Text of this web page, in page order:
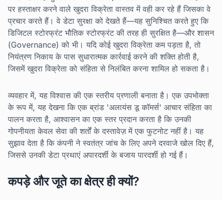
पर हस्ताक्षर करने वाले खुदरा विक्रेता वास्तव में वही कर रहे हैं जिसका वे
प्रचार करते हैं। वे डेटा सुरक्षा को देखते हैं—यह सुनिश्चित करते हुए कि
डिजिटल स्टोरफ्रंट भौतिक स्टोरफ्रंट की तरह ही सुरक्षित है—और शासन
(Governance) को भी। यदि कोई खुदरा विक्रेता कम पड़ता है, तो
नियंत्रण निकाय के पास सुधारात्मक कार्रवाई करने की शक्ति होती है,
जिसमें खुदरा विक्रेता को संहिता से निलंबित करना शामिल हो सकता है।
व्यवहार में, यह विश्वास की एक स्तरीय प्रणाली बनाता है। एक उपभोक्ता
के रूप में, यह देखना कि एक ब्रांड 'अलायंस डू कॉमर्स' आचार संहिता का
पालन करता है, आश्वासन का एक स्तर प्रदान करता है कि उनकी
गोपनीयता केवल सेवा की शर्तों के दस्तावेज़ में एक फुटनोट नहीं है। यह
सुझाव देता है कि कंपनी ने स्वतंत्र जांच के लिए अपने दरवाजे खोल दिए हैं,
जिससे उनकी डेटा प्रथाएं अपारदर्शी के बजाय पारदर्शी हो गई हैं।
कपड़े और जूते का क्षेत्र ही क्यों?